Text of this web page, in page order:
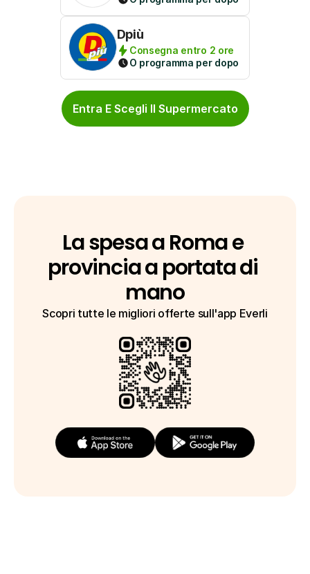
Dpiù
Consegna entro 2 ore
O programma per dopo
Entra E Scegli Il Supermercato
La spesa a Roma e
provincia a portata di
mano
Scopri tutte le migliori offerte sull'app Everli